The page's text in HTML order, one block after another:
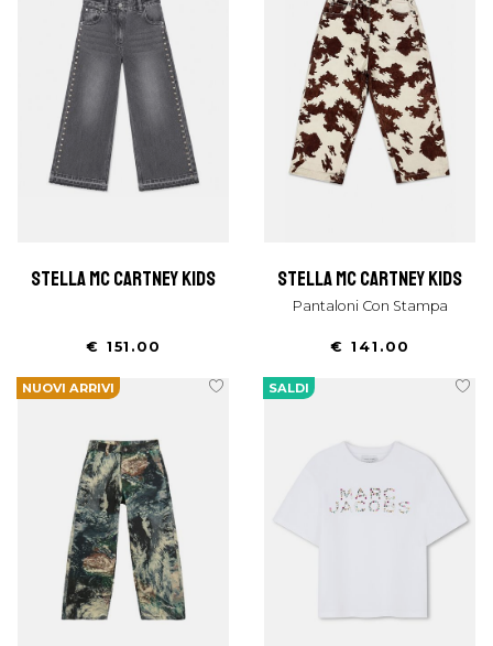
stella mc cartney kids
€ 151.00
stella mc cartney kids
Pantaloni Con Stampa
€ 141.00
NUOVI ARRIVI SALDI